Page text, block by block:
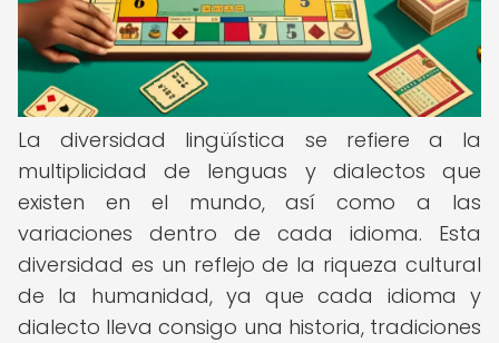
La diversidad lingüística se refiere a la
multiplicidad de lenguas y dialectos que
existen en el mundo, así como a las
variaciones dentro de cada idioma. Esta
diversidad es un reflejo de la riqueza cultural
de la humanidad, ya que cada idioma y
dialecto lleva consigo una historia, tradiciones